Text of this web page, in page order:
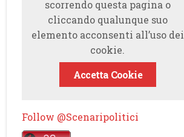
scorrendo questa pagina o
cliccando qualunque suo
elemento acconsenti all’uso dei
cookie.
Accetta Cookie
Follow @Scenaripolitici